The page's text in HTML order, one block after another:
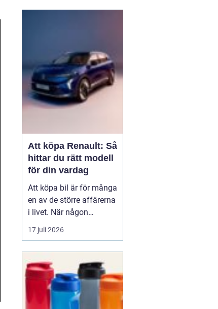
Att köpa Renault: Så
hittar du rätt modell
för din vardag
Att köpa bil är för många
en av de större affärerna
i livet. När någon
funderar på att köpa
Renault Skåne
17 juli 2026